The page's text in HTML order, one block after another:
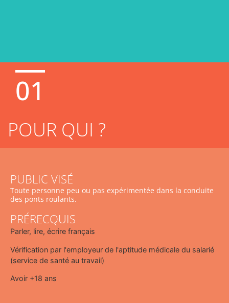
01
POUR QUI ?
PUBLIC VISÉ
Toute personne peu ou pas expérimentée dans la conduite
des ponts roulants.
PRÉRECQUIS
Parler, lire, écrire français
Vérification par l'employeur de l'aptitude médicale du salarié
(service de santé au travail)
Avoir +18 ans